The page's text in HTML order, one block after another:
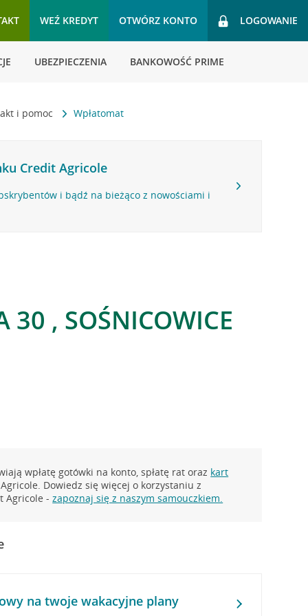
WEŹ KREDYT OTWÓRZ KONTO LOGOWANIE
UBEZPIECZENIA BANKOWOŚĆ PRIME
i pomoc Wpłatomat
Credit Agricole
i bądź na bieżąco z nowościami i
30 , SOŚNICOWICE
wpłatę gotówki na konto, spłatę rat oraz kart
Dowiedz się więcej o korzystaniu z
Agricole -zapoznaj się z naszym samouczkiem.
na twoje wakacyjne plany